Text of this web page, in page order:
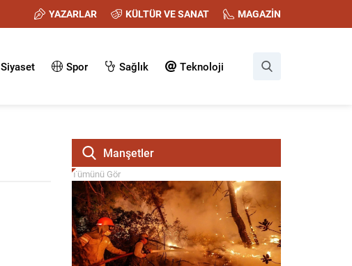
YAZARLAR KÜLTÜR VE SANAT MAGAZİN
Siyaset Spor Sağlık Teknoloji
Manşetler
Tümünü Gör